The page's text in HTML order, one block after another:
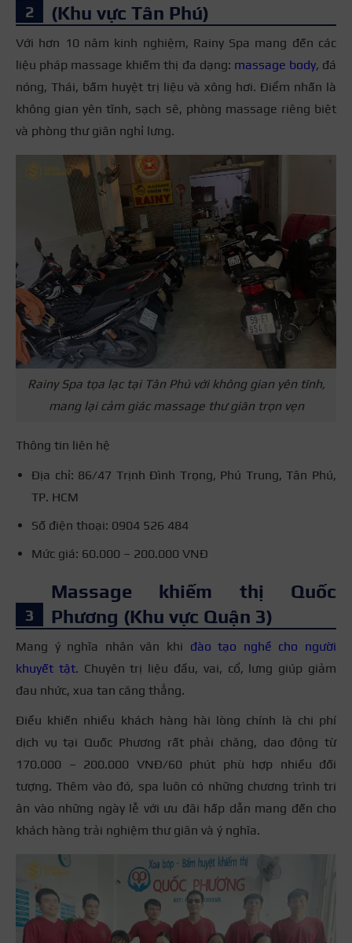
(Khu vực Tân Phú)
Với hơn 10 năm kinh nghiệm, Rainy Spa mang đến các
liệu pháp massage khiếm thị đa dạng: massage body, đá
nóng, Thái, bấm huyệt trị liệu và xông hơi. Điểm nhấn là
không gian yên tĩnh, sạch sẽ, phòng massage riêng biệt
và phòng thư giãn nghỉ lưng.
Rainy Spa tọa lạc tại Tân Phú với không gian yên tĩnh,
mang lại cảm giác massage thư giãn trọn vẹn
Thông tin liên hệ
Địa chỉ: 86/47 Trịnh Đình Trọng, Phú Trung, Tân Phú,
TP. HCM
Số điện thoại: 0904 526 484
Mức giá: 60.000 – 200.000 VNĐ
Massage khiếm thị Quốc
Phương (Khu vực Quận 3)
Mang ý nghĩa nhân văn khi đào tạo nghề cho người
khuyết tật. Chuyên trị liệu đầu, vai, cổ, lưng giúp giảm
đau nhức, xua tan căng thẳng.
Điều khiến nhiều khách hàng hài lòng chính là chi phí
dịch vụ tại Quốc Phương rất phải chăng, dao động từ
170.000 – 200.000 VNĐ/60 phút phù hợp nhiều đối
tượng. Thêm vào đó, spa luôn có những chương trình tri
ân vào những ngày lễ với ưu đãi hấp dẫn mang đến cho
khách hàng trải nghiệm thư giãn và ý nghĩa.